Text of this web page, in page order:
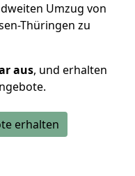
Umzug von
Thüringen zu
aus, und erhalten
erhalten